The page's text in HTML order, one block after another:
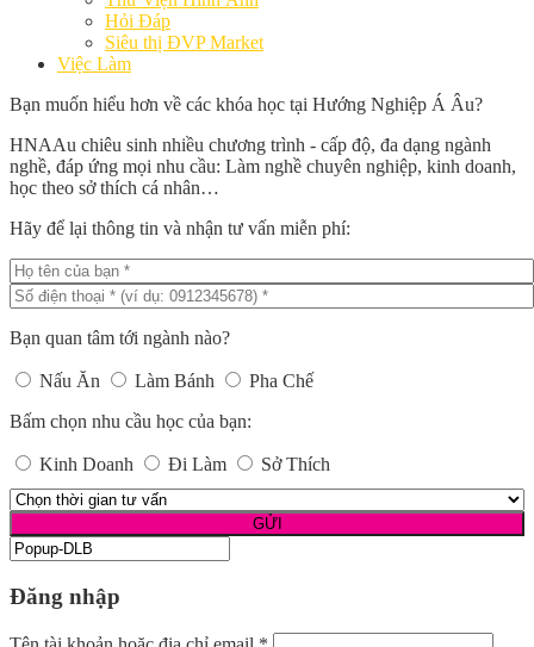
Hỏi Đáp
Siêu thị ĐVP Market
Việc Làm
Bạn muốn hiểu hơn về các khóa học tại Hướng Nghiệp Á Âu?
HNAAu chiêu sinh nhiều chương trình - cấp độ, đa dạng ngành
nghề, đáp ứng mọi nhu cầu: Làm nghề chuyên nghiệp, kinh doanh,
học theo sở thích cá nhân…
Hãy để lại thông tin và nhận tư vấn miễn phí:
Bạn quan tâm tới ngành nào?
Nấu Ăn Làm Bánh
Pha Chế
Bấm chọn nhu cầu học của bạn:
Kinh Doanh Đi Làm Sở Thích
Đăng nhập